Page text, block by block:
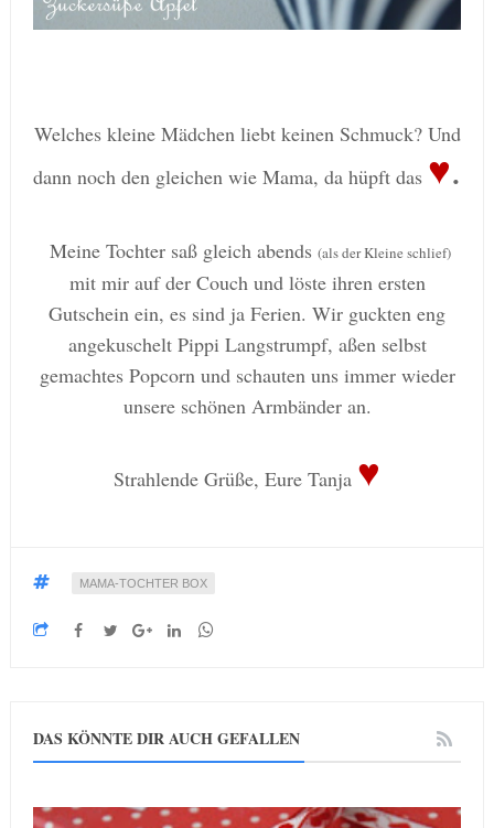
Welches kleine Mädchen liebt keinen Schmuck? Und
dann noch den gleichen wie Mama, da hüpft das ♥.
Meine Tochter saß gleich abends (als der Kleine schlief)
mit mir auf der Couch und löste ihren ersten
Gutschein ein, es sind ja Ferien. Wir guckten eng
angekuschelt Pippi Langstrumpf, aßen selbst
gemachtes Popcorn und schauten uns immer wieder
unsere schönen Armbänder an.
Strahlende Grüße, Eure Tanja ♥
MAMA-TOCHTER BOX
DAS KÖNNTE DIR AUCH GEFALLEN